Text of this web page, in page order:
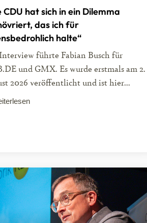
CDU hat sich in ein Dilemma
das ich für
halte“
führte Fabian Busch für
und GMX. Es wurde erstmals am 2.
2026 veröffentlicht und ist hier...